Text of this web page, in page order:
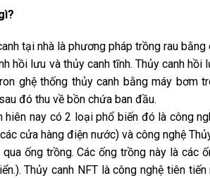
tại nhà là phương pháp trồng rau
hồi lưu và thủy canh tĩnh. Thủy canh
ghệ thống thủy canh bằng máy bơm
đó thu về bồn chứa ban đầu.
hiên nay có 2 loại phổ biến đó là công
cửa hàng điện nước) và công nghệ
ống trồng. Các ống trồng này là
Thủy canh NFT là công nghệ tiên